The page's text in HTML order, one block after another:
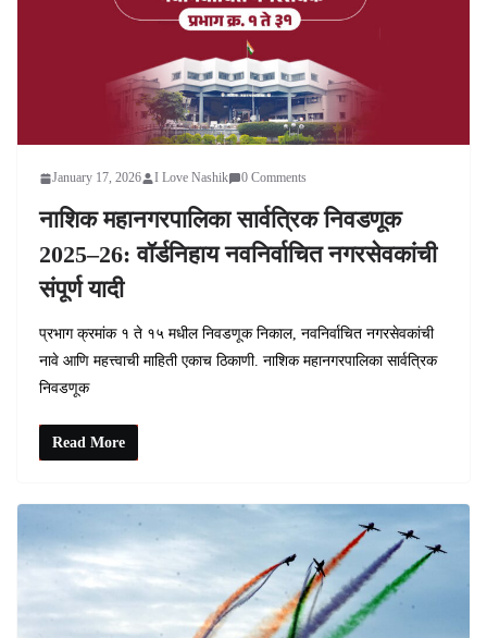
January 17, 2026 I Love Nashik 0 Comments
नाशिक महानगरपालिका सार्वत्रिक निवडणूक
2025–26: वॉर्डनिहाय नवनिर्वाचित नगरसेवकांची
संपूर्ण यादी
प्रभाग क्रमांक १ ते १५ मधील निवडणूक निकाल, नवनिर्वाचित नगरसेवकांची
नावे आणि महत्त्वाची माहिती एकाच ठिकाणी. नाशिक महानगरपालिका सार्वत्रिक
निवडणूक
Read More